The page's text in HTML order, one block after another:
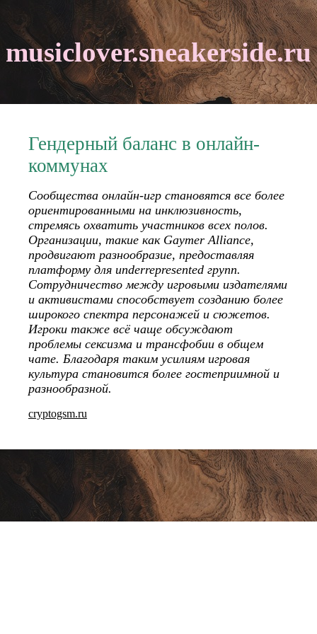
musiclover.sneakerside.ru
Гендерный баланс в онлайн-
коммунах
Сообщества онлайн-игр становятся все более
ориентированными на инклюзивность,
стремясь охватить участников всех полов.
Организации, такие как Gaymer Alliance,
продвигают разнообразие, предоставляя
платформу для underrepresented групп.
Сотрудничество между игровыми издателями
и активистами способствует созданию более
широкого спектра персонажей и сюжетов.
Игроки также всё чаще обсуждают
проблемы сексизма и трансфобии в общем
чате. Благодаря таким усилиям игровая
культура становится более гостеприимной и
разнообразной.
cryptogsm.ru